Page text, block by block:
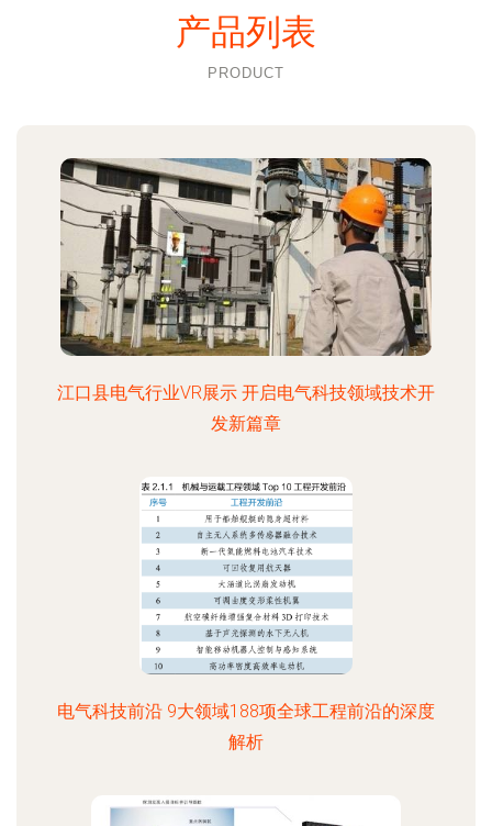
产品列表
PRODUCT
江口县电气行业VR展示 开启电气科技领域技术开
发新篇章
电气科技前沿 9大领域188项全球工程前沿的深度
解析